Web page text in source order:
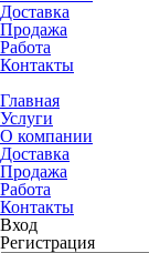
Доставка
Продажа
Работа
Контакты
Главная
Услуги
О компании
Доставка
Продажа
Работа
Контакты
Вход
Регистрация